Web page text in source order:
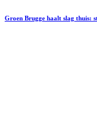
Groen Brugge haalt slag thuis: